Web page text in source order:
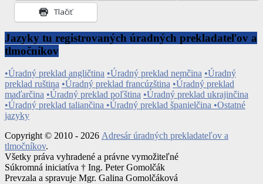
Tlačiť
Jazyky tu registrovaných úradných prekladateľov a
tlmočníkov
•Úradný preklad angličtina •Úradný preklad nemčina •Úradný
preklad ruština •Úradný preklad francúzština •Úradný preklad
maďarčina •Úradný preklad poľština •Úradný preklad ukrajinčina
•Úradný preklad taliančina •Úradný preklad španielčina •Ostatné
jazyky
Copyright © 2010 - 2026 Adresár úradných prekladateľov a
tlmočníkov.
Všetky práva vyhradené a právne vymožiteľné
Súkromná iniciatíva † Ing. Peter Gomolčák
Prevzala a spravuje Mgr. Galina Gomolčáková